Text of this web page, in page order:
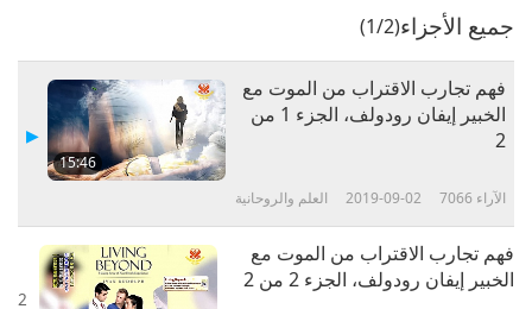
جميع الأجزاء(1/2)
15:46
فهم تجارب الاقتراب من الموت مع
الخبير إيفان رودولف، الجزء 1 من
2‏
العلم والروحانية 2019-09-02 7066 الآراء
2
فهم تجارب الاقتراب من الموت مع
الخبير إيفان رودولف، الجزء 2 من 2‏